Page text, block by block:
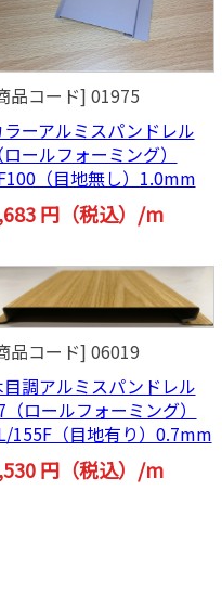
品コード] 01975
ラーアルミスパンドレル
（ロールフォーミング）
（目地無し）1.0mm
円（税込）/m
品コード] 06019
調アルミスパンドレル
（ロールフォーミング）
155F（目地有り）0.7mm
円（税込）/m